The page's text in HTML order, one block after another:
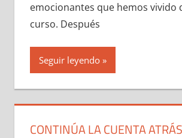
emocionantes que hemos vivido
curso. Después
Seguir leyendo
CONTINÚA LA CUENTA